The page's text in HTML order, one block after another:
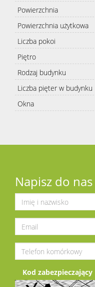
Powierzchnia
Powierzchnia użytkowa
Liczba pokoi
Piętro
Rodzaj budynku
Liczba pięter w budynku
Okna
Napisz do nas
Kod zabezpieczający